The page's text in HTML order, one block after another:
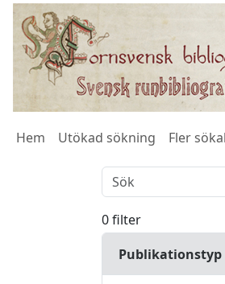
Hem Utökad sökning Fler
0 filter
Publikationstyp